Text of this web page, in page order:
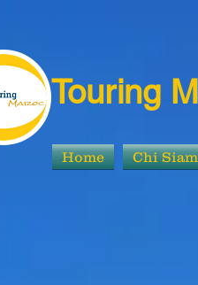
Touring
Home Chi